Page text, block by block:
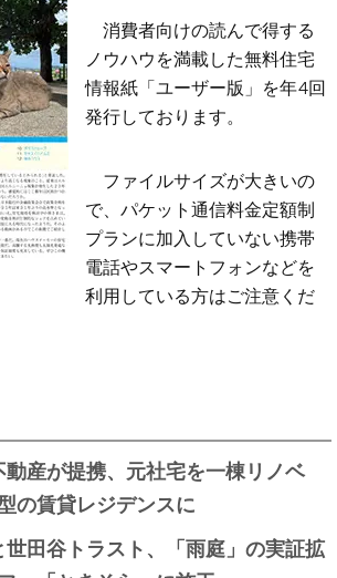
消費者向けの読んで得する
ノウハウを満載した無料住宅
情報紙「ユーザー版」を年4回
発行しております。
ファイルサイズが大きいの
で、パケット通信料金定額制
プランに加入していない携帯
電話やスマートフォンなどを
利用している方はご注意くだ
動産が提携、元社宅を一棟リノベ
の賃貸レジデンスに
田谷トラスト、「雨庭」の実証拡